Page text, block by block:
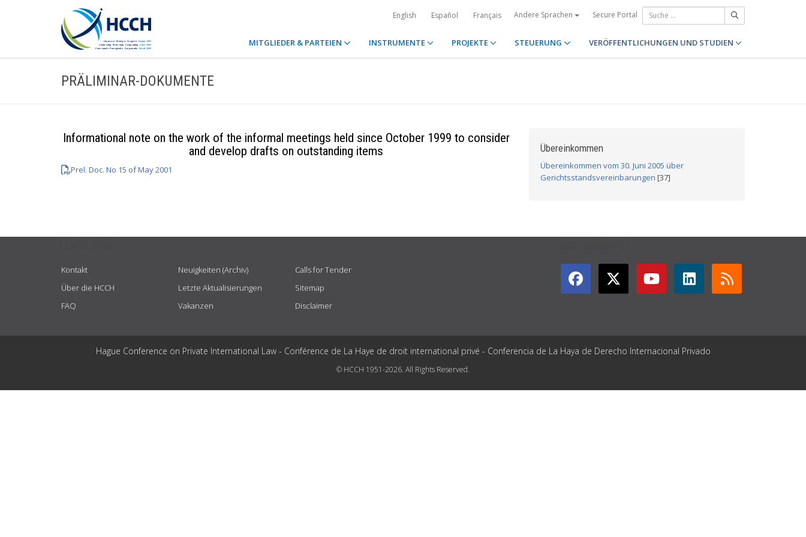
English Español Français Andere Sprachen Secure Portal
MITGLIEDER & PARTEIEN INSTRUMENTE PROJEKTE STEUERUNG VERÖFFENTLICHUNGEN UND STUDIEN
PRÄLIMINAR-DOKUMENTE
Informational note on the work of the informal meetings held since October 1999 to consider
and develop drafts on outstanding items
Prel. Doc. No 15 of May 2001
Übereinkommen
Übereinkommen vom 30. Juni 2005 über
Gerichtsstandsvereinbarungen [37]
Kontakt
Über die HCCH
FAQ
Neuigkeiten (Archiv)
Letzte Aktualisierungen
Vakanzen
Calls for Tender
Sitemap
Disclaimer
Hague Conference on Private International Law - Conférence de La Haye de droit international privé - Conferencia de La Haya de Derecho Internacional Privado
© HCCH 1951-2026. All Rights Reserved.